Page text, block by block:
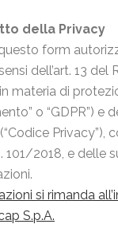
della Privacy
form
dell’art. 13 del
materia di
o “GDPR”) e
Privacy”),
101/2018, e delle
si rimanda
S.p.A.